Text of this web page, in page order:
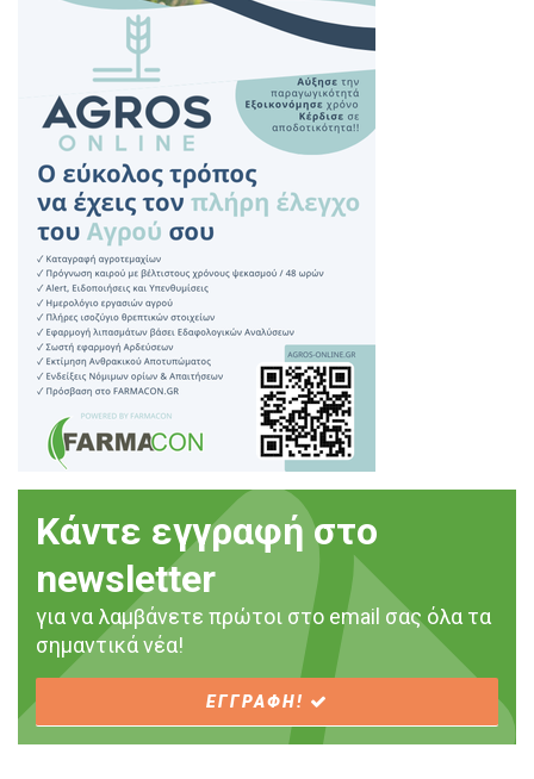
Κάντε εγγραφή στο
newsletter
για να λαμβάνετε πρώτοι στο email σας όλα τα
σημαντικά νέα!
ΕΓΓΡΑΦΗ!